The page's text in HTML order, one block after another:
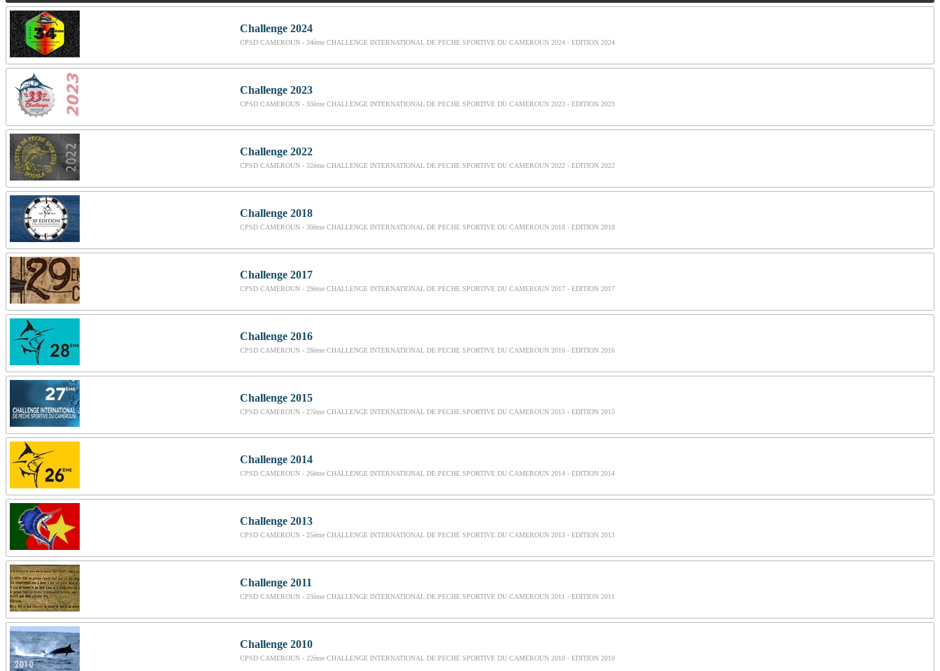
Challenge 2024
CPSD CAMEROUN - 34ème CHALLENGE INTERNATIONAL DE PECHE SPORTIVE DU CAMEROUN 2024 - EDITION 2024
Challenge 2023
CPSD CAMEROUN - 33ème CHALLENGE INTERNATIONAL DE PECHE SPORTIVE DU CAMEROUN 2023 - EDITION 2023
Challenge 2022
CPSD CAMEROUN - 32ème CHALLENGE INTERNATIONAL DE PECHE SPORTIVE DU CAMEROUN 2022 - EDITION 2022
Challenge 2018
CPSD CAMEROUN - 30ème CHALLENGE INTERNATIONAL DE PECHE SPORTIVE DU CAMEROUN 2018 - EDITION 2018
Challenge 2017
CPSD CAMEROUN - 29ème CHALLENGE INTERNATIONAL DE PECHE SPORTIVE DU CAMEROUN 2017 - EDITION 2017
Challenge 2016
CPSD CAMEROUN - 28ème CHALLENGE INTERNATIONAL DE PECHE SPORTIVE DU CAMEROUN 2016 - EDITION 2016
Challenge 2015
CPSD CAMEROUN - 27ème CHALLENGE INTERNATIONAL DE PECHE SPORTIVE DU CAMEROUN 2015 - EDITION 2015
Challenge 2014
CPSD CAMEROUN - 26ème CHALLENGE INTERNATIONAL DE PECHE SPORTIVE DU CAMEROUN 2014 - EDITION 2014
Challenge 2013
CPSD CAMEROUN - 25ème CHALLENGE INTERNATIONAL DE PECHE SPORTIVE DU CAMEROUN 2013 - EDITION 2013
Challenge 2011
CPSD CAMEROUN - 23ème CHALLENGE INTERNATIONAL DE PECHE SPORTIVE DU CAMEROUN 2011 - EDITION 2011
Challenge 2010
CPSD CAMEROUN - 22ème CHALLENGE INTERNATIONAL DE PECHE SPORTIVE DU CAMEROUN 2010 - EDITION 2010